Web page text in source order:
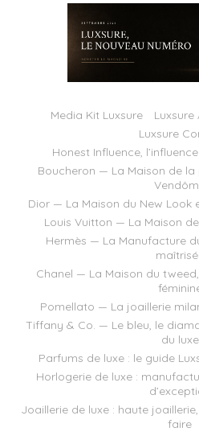
Media Kit Luxsure Luxsure
Luxsure
Honest Influence,
Boucheron — La Maison de
Dior — La Maison du New Look
Louis Vuitton — La Maison
Hermès — La Manufacture
Chanel — La Maison du
Pomellato — La joaillerie
Tiffany & Co. — Le bleu, le
du luxe
Parfums de luxe : le guide
Horlogerie de luxe :
Joaillerie de luxe : haute
faire